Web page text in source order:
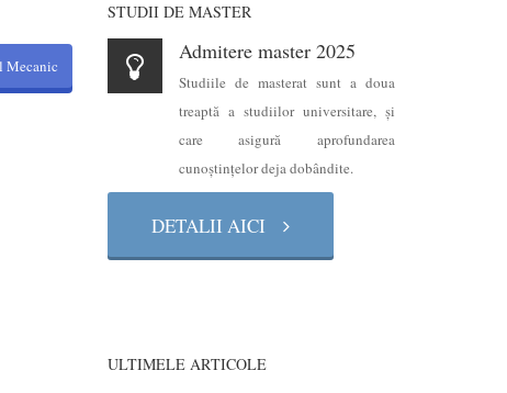
Mecanic
STUDII DE MASTER
Admitere master 2025
Studiile de masterat sunt a doua
treaptă a studiilor universitare, şi
care asigură aprofundarea
cunoştinţelor deja dobândite.
DETALII AICI
ULTIMELE ARTICOLE